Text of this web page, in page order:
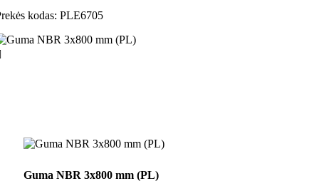
kodas: PLE6705
Guma NBR 3x800 mm (PL)